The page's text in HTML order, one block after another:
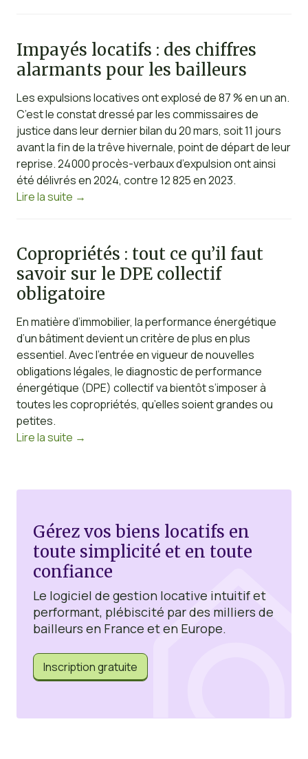
Impayés locatifs : des chiffres
alarmants pour les bailleurs
Les expulsions locatives ont explosé de 87 % en un an.
C’est le constat dressé par les commissaires de
justice dans leur dernier bilan du 20 mars, soit 11 jours
avant la fin de la trêve hivernale, point de départ de leur
reprise. 24 000 procès-verbaux d’expulsion ont ainsi
été délivrés en 2024, contre 12 825 en 2023.
Lire la suite →
Copropriétés : tout ce qu’il faut
savoir sur le DPE collectif
obligatoire
En matière d’immobilier, la performance énergétique
d’un bâtiment devient un critère de plus en plus
essentiel. Avec l’entrée en vigueur de nouvelles
obligations légales, le diagnostic de performance
énergétique (DPE) collectif va bientôt s’imposer à
toutes les copropriétés, qu’elles soient grandes ou
petites.
Lire la suite →
Gérez vos biens locatifs en
toute simplicité et en toute
confiance
Le logiciel de gestion locative intuitif et
performant, plébiscité par des milliers de
bailleurs en France et en Europe.
Inscription gratuite